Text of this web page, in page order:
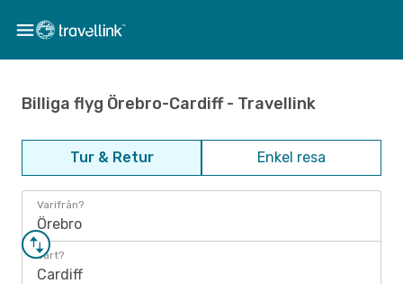
Billiga flyg Örebro-Cardiff - Travellink
Tur & Retur Enkel resa
Varifrån?
Örebro
Vart?
Cardiff